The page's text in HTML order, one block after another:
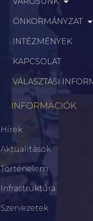
ÖNKORMÁNYZAT
INTÉZMÉNYEK
KAPCSOLAT
VÁLASZTÁSI
INFORMÁCIÓK
Hírek
Aktualitások
Történelem
Infrastruktúra
Szervezetek